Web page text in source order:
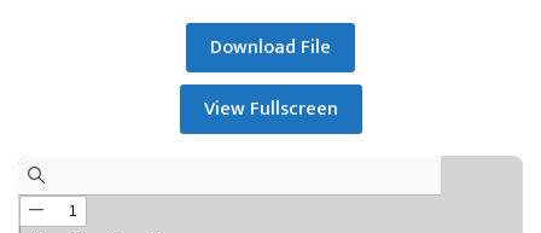
Download File
View Fullscreen